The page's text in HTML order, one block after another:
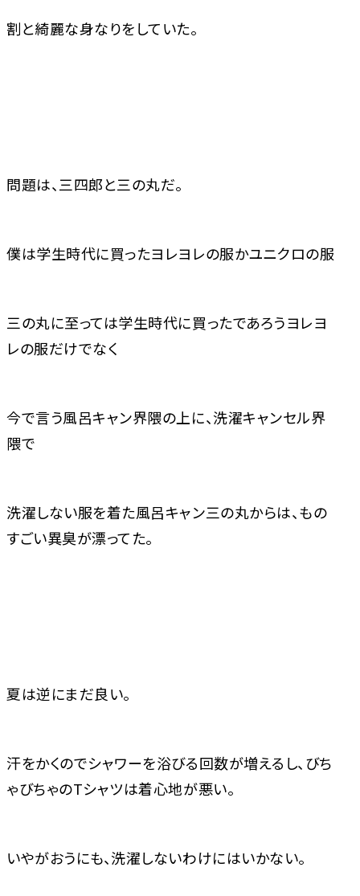
割と綺麗な身なりをしていた。
問題は、三四郎と三の丸だ。
僕は学生時代に買ったヨレヨレの服かユニクロの服
三の丸に至っては学生時代に買ったであろうヨレヨ
レの服だけでなく
今で言う風呂キャン界隈の上に、洗濯キャンセル界
隈で
洗濯しない服を着た風呂キャン三の丸からは、もの
すごい異臭が漂ってた。
夏は逆にまだ良い。
汗をかくのでシャワーを浴びる回数が増えるし、びち
ゃびちゃのTシャツは着心地が悪い。
いやがおうにも、洗濯しないわけにはいかない。